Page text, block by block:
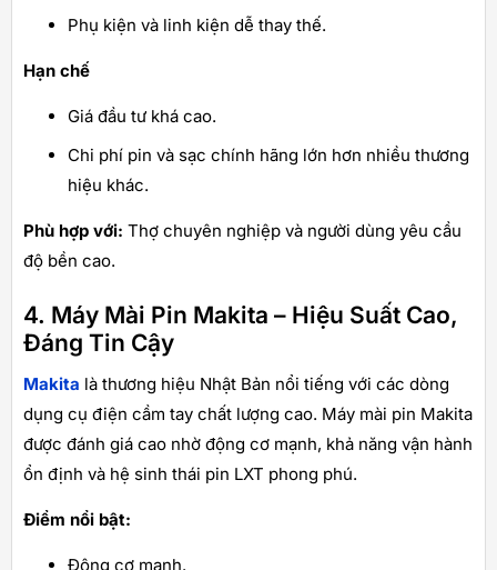
Phụ kiện và linh kiện dễ thay thế.
Hạn chế
Giá đầu tư khá cao.
Chi phí pin và sạc chính hãng lớn hơn nhiều thương
hiệu khác.
Phù hợp với: Thợ chuyên nghiệp và người dùng yêu cầu
độ bền cao.
4. Máy Mài Pin Makita – Hiệu Suất Cao,
Đáng Tin Cậy
Makita là thương hiệu Nhật Bản nổi tiếng với các dòng
dụng cụ điện cầm tay chất lượng cao. Máy mài pin Makita
được đánh giá cao nhờ động cơ mạnh, khả năng vận hành
ổn định và hệ sinh thái pin LXT phong phú.
Điểm nổi bật:
Động cơ mạnh.